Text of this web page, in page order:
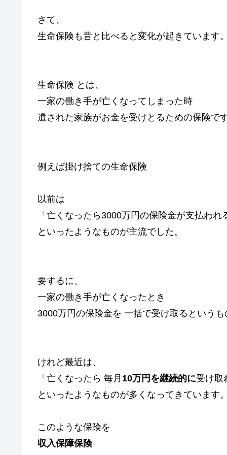
さて、
生命保険も昔と比べると変化が起きています。
生命保険 とは、
一家の働き手が亡くなってしまった時
遺された家族がお金を受けとるための保険です
例えば掛け捨ての生命保険
以前は
「亡くなったら3000万円の保険金が支払われ
といったようなものが主流でした。
要するに、
一家の働き手が亡くなったとき
3000万円の保険金を 一括で受け取るというも
けれど最近は、
「亡くなったら 毎月 10万円を継続的に受け取
といったようなものが多くなってきています。
このような保険を
収入保障保険